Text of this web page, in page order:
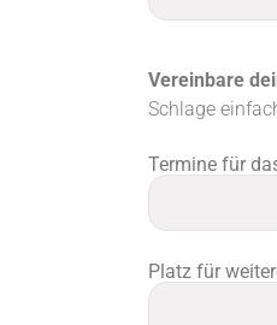
Vereinbare
Schlage
Termine für
Platz für